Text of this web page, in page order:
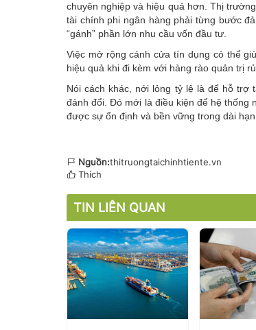
chuyên nghiệp và hiệu quả hơn. Thị
tài chính phi ngân hàng phải từng bước
“gánh” phần lớn nhu cầu vốn đầu tư.
Việc mở rộng cánh cửa tín dụng có thể
hiệu quả khi đi kèm với hàng rào quản trị
Nói cách khác, nới lỏng tỷ lệ là để hỗ trợ
đánh đổi. Đó mới là điều kiện để hệ thống
được sự ổn định và bền vững trong dài
Nguồn:thitruongtaichinhtiente.vn
Thích
TIN LIÊN QUAN